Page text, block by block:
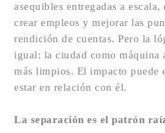
asequibles entregadas a
crear empleos y mejorar las
rendición de cuentas. Pero la
igual: la ciudad como máquina
más limpios. El impacto puede
estar en relación con él.
La separación es el patrón